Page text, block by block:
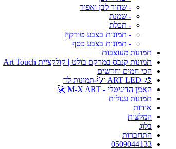
- שחור לבן ואפור
- שמנת
- תכלת
- תמונות בצבע טורקיז
- תמונות בצבע כסף
תמונות מעוצבות
תמונות קנבס במרקם בולט | קולקציית Art Touch
הכי חמים וחדשים
🎨 ART LED 💡-תמונות לד
האמן הדיגיטלי - M-X ART 🚀
תמונות עגולות
אודות
המלצות
בלוג
התחברות
0509044133